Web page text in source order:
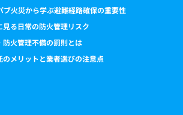
ブ火災から学ぶ避難経路確保の重要性
る日常の防火管理リスク
火管理不備の罰則とは
メリットと業者選びの注意点